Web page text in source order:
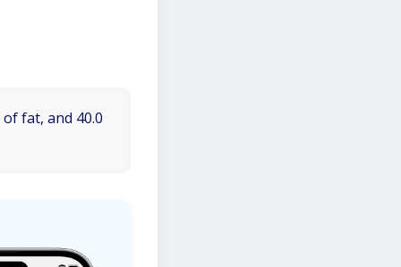
fat, and 40.0